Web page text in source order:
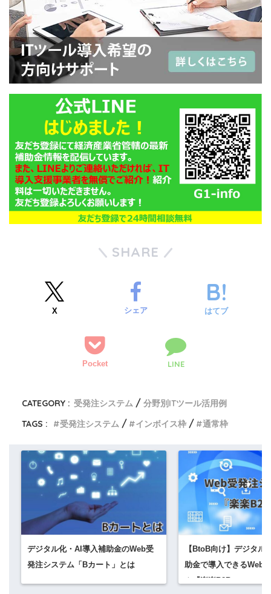
SHARE
X シェア はてブ
Pocket LINE
CATEGORY : 受発注システム
分野別ITツール活用例
TAGS :
受発注システム インボイス枠 通常枠
デジタル化・AI導入補助金のWeb受
発注システム「Bカート」とは
【BtoB向け】デジタル
助金で導入できるWeb
ム『楽楽B2B』